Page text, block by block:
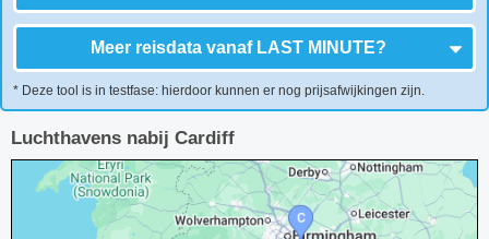
Meer reisdata vanaf LAST MINUTE?
* Deze tool is in testfase: hierdoor kunnen er nog prijsafwijkingen zijn.
Luchthavens nabij Cardiff